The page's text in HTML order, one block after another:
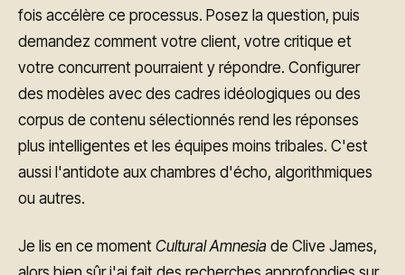
fois accélère ce processus. Posez la question, puis
demandez comment votre client, votre critique et
votre concurrent pourraient y répondre. Configurer
des modèles avec des cadres idéologiques ou des
corpus de contenu sélectionnés rend les réponses
plus intelligentes et les équipes moins tribales. C'est
aussi l'antidote aux chambres d'écho, algorithmiques
ou autres.
Je lis en ce moment Cultural Amnesia de Clive James,